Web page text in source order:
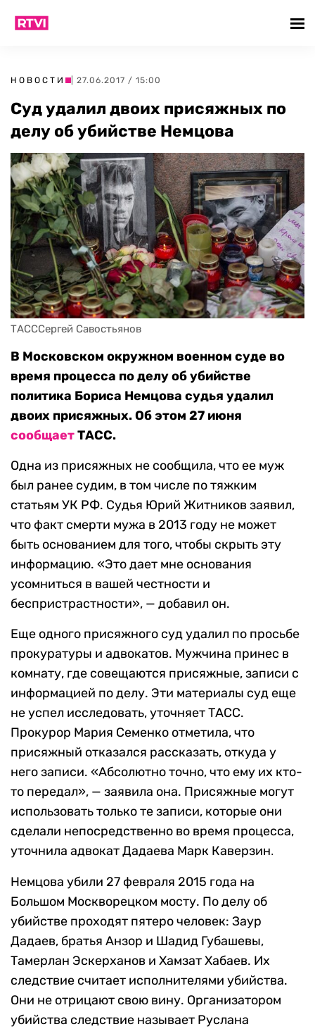
НОВОСТИ | 27.06.2017 / 15:00
Суд удалил двоих присяжных по
делу об убийстве Немцова
ТАСССергей Савостьянов
В Московском окружном военном суде во
время процесса по делу об убийстве
политика Бориса Немцова судья удалил
двоих присяжных. Об этом 27 июня
сообщаетТАСС.
Одна из присяжных не сообщила, что ее муж
был ранее судим, в том числе по тяжким
статьям УК РФ. Судья Юрий Житников заявил,
что факт смерти мужа в 2013 году не может
быть основанием для того, чтобы скрыть эту
информацию. «Это дает мне основания
усомниться в вашей честности и
беспристрастности», — добавил он.
Еще одного присяжного суд удалил по просьбе
прокуратуры и адвокатов. Мужчина принес в
комнату, где совещаются присяжные, записи с
информацией по делу. Эти материалы суд еще
не успел исследовать, уточняет ТАСС.
Прокурор Мария Семенко отметила, что
присяжный отказался рассказать, откуда у
него записи. «Абсолютно точно, что ему их кто-
то передал», — заявила она. Присяжные могут
использовать только те записи, которые они
сделали непосредственно во время процесса,
уточнила адвокат Дадаева Марк Каверзин.
Немцова убили 27 февраля 2015 года на
Большом Москворецком мосту. По делу об
убийстве проходят пятеро человек: Заур
Дадаев, братья Анзор и Шадид Губашевы,
Тамерлан Эскерханов и Хамзат Хабаев. Их
следствие считает исполнителями убийства.
Они не отрицают свою вину. Организатором
убийства следствие называет Руслана